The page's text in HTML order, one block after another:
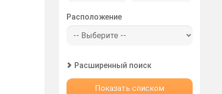
Расположение
Расширенный поиск
Показать списком